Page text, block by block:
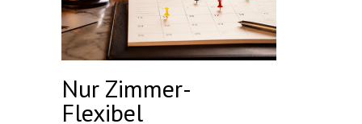
Nur Zimmer-
Flexibel